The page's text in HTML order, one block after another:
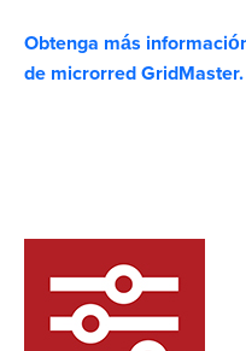
Obtenga más
de microrred GridMaster.